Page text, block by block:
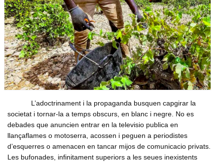
Infraestructures
Politica
Opinio
Societat
Denuncia social
ACNV
Economia
Formacio complementaria
Normes d'El Puig
Usuari*
Contrasenya*
Crear nou conte
Solicitar una nova contrasenya
Contactar
Afilia't
Cursos IEV
L’adoctrinament i la propaganda busquen capgirar la
societat i tornar-la a temps obscurs, en blanc i negre. No es
debades que anuncien entrar en la televisio publica en
llançaflames o motoserra, acossen i peguen a periodistes
d’esquerres o amenacen en tancar mijos de comunicacio privats.
Les bufonades, infinitament superiors a les seues inexistents